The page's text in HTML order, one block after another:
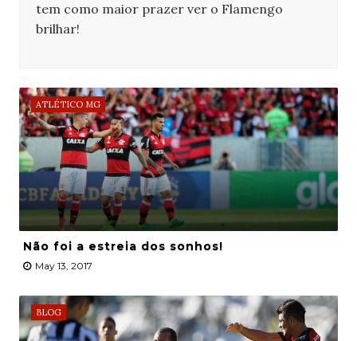
tem como maior prazer ver o Flamengo
brilhar!
ATLÉTICO MG
Não foi a estreia dos sonhos!
May 13, 2017
BLOG